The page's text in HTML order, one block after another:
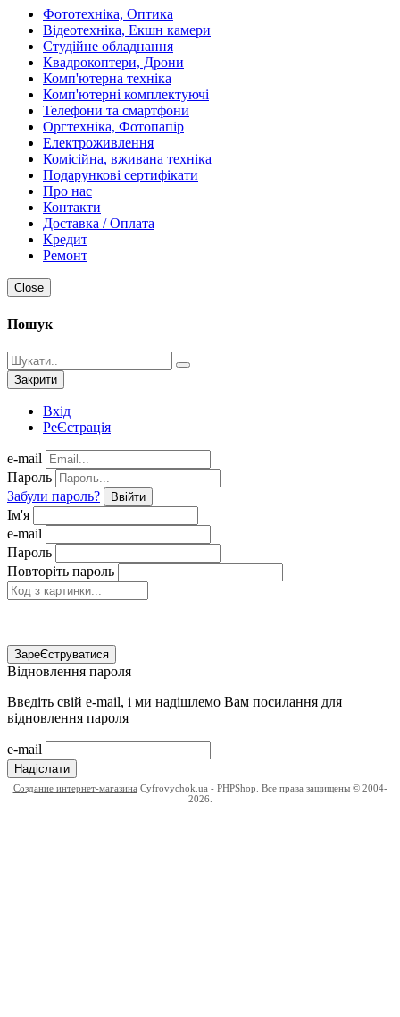
Фототехніка, Оптика
Відеотехніка, Екшн камери
Студійне обладнання
Квадрокоптери, Дрони
Комп'ютерна техніка
Комп'ютерні комплектуючі
Телефони та смартфони
Оргтехніка, Фотопапір
Електроживлення
Комісійна, вживана техніка
Подарункові сертифікати
Про нас
Контакти
Доставка / Оплата
Кредит
Ремонт
Close
Пошук
Закрити
Вхід
РеЄстрація
e-mail
Пароль
Забули пароль?
Ввійти
Ім'я
e-mail
Пароль
Повторіть пароль
ЗареЄструватися
Відновлення пароля
Введіть свій e-mail, і ми надішлемо Вам посилання для
відновлення пароля
e-mail
Надіслати
Создание интернет-магазина Cyfrovychok.ua - PHPShop. Все права защищены © 2004-
2026.